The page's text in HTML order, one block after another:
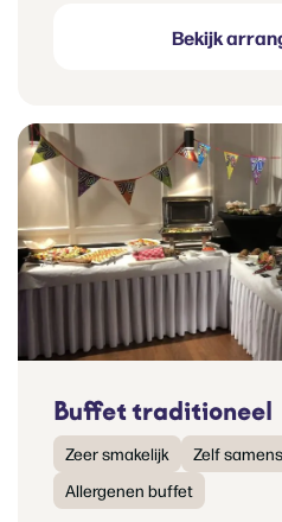
Bekijk
Buffet traditioneel
Zeer smakelijk
Zelf
Allergenen buffet